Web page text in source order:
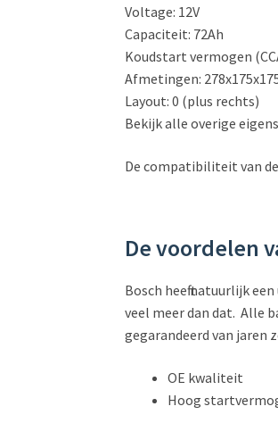
Voltage: 12V
Capaciteit: 72Ah
Koudstart vermogen
Afmetingen:
Layout: 0 (plus rechts)
Bekijk alle overige
De compatibiliteit van
De voordelen
Bosch heeft natuurlijk
veel meer dan dat. Alle
gegarandeerd van jaren
OE kwaliteit
Hoog